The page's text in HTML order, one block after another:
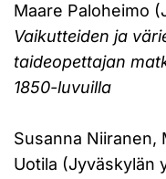
Maare Paloheimo
Vaikutteiden ja
taideopettajan
1850-luvuilla
Susanna Niiranen,
Uotila (Jyväskylän